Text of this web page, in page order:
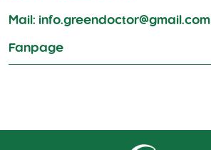
Mail: info.greendoctor@gmail.com
Fanpage